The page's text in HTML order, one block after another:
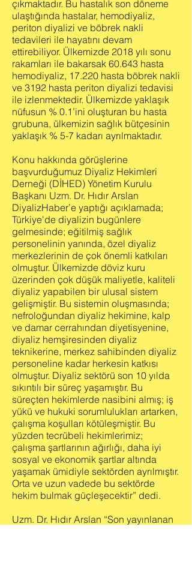
çıkmaktadır. Bu hastalık son döneme
ulaştığında hastalar, hemodiyaliz,
periton diyalizi ve böbrek nakli
tedavileri ile hayatını devam
ettirebiliyor. Ülkemizde 2018 yılı sonu
rakamları ile bakarsak 60.643 hasta
hemodiyaliz, 17.220 hasta böbrek nakli
ve 3192 hasta periton diyalizi tedavisi
ile izlenmektedir. Ülkemizde yaklaşık
nüfusun % 0.1’ini oluşturan bu hasta
grubuna, ülkemizin sağlık bütçesinin
yaklaşık % 5-7 kadarı ayrılmaktadır.
Konu hakkında görüşlerine
başvurduğumuz Diyaliz Hekimleri
Derneği (DİHED) Yönetim Kurulu
Başkanı Uzm. Dr. Hıdır Arslan
DiyalizHaber’e yaptığı açıklamada;
Türkiye'de diyalizin bugünlere
gelmesinde; eğitilmiş sağlık
personelinin yanında, özel diyaliz
merkezlerinin de çok önemli katkıları
olmuştur. Ülkemizde döviz kuru
üzerinden çok düşük maliyetle, kaliteli
diyaliz yapabilen bir ulusal sistem
gelişmiştir. Bu sistemin oluşmasında;
nefroloğundan diyaliz hekimine, kalp
ve damar cerrahından diyetisyenine,
diyaliz hemşiresinden diyaliz
teknikerine, merkez sahibinden diyaliz
personeline kadar herkesin katkısı
olmuştur. Diyaliz sektörü son 10 yılda
sıkıntılı bir süreç yaşamıştır. Bu
süreçten hekimlerde nasibini almış; iş
yükü ve hukuki sorumlulukları artarken,
çalışma koşulları kötüleşmiştir. Bu
yüzden tecrübeli hekimlerimiz;
çalışma şartlarının ağırlığı, daha iyi
sosyal ve ekonomik şartlar altında
yaşamak ümidiyle sektörden ayrılmıştır.
Orta ve uzun vadede bu sektörde
hekim bulmak güçleşecektir” dedi.
Uzm. Dr. Hıdır Arslan “Son yayınlanan